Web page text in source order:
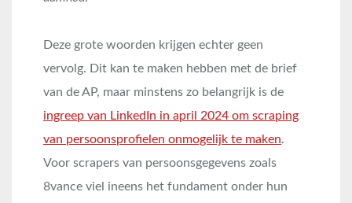
Deze grote woorden krijgen echter geen
vervolg. Dit kan te maken hebben met de brief
van de AP, maar minstens zo belangrijk is de
ingreep van LinkedIn in april 2024 om scraping
van persoonsprofielen onmogelijk te maken.
Voor scrapers van persoonsgegevens zoals
8vance viel ineens het fundament onder hun